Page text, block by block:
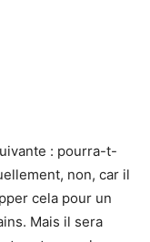
: pourra-t-
non, car il
cela pour un
Mais il sera